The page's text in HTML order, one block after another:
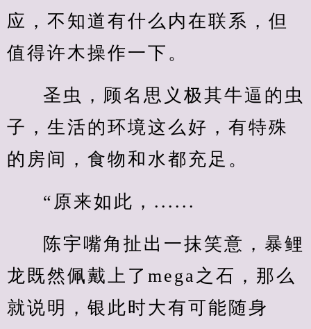
应，不知道有什么内在联系，但
值得许木操作一下。
圣虫，顾名思义极其牛逼的虫
子，生活的环境这么好，有特殊
的房间，食物和水都充足。
“原来如此，......
陈宇嘴角扯出一抹笑意，暴鲤
龙既然佩戴上了mega之石，那么
就说明，银此时大有可能随身